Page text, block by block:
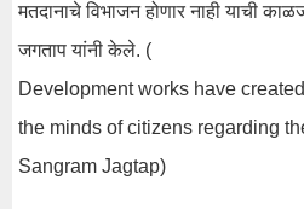
मतदानाचे विभाजन होणार नाही याची
जगताप यांनी केले. (
Development works have
the minds of citizens regarding
Sangram Jagtap)